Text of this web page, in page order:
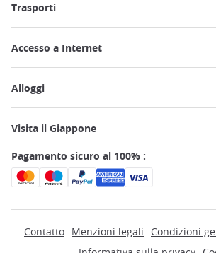
Trasporti
Accesso a Internet
Alloggi
Visita il Giappone
Pagamento sicuro al 100% :
Contatto Menzioni legali
Condizioni